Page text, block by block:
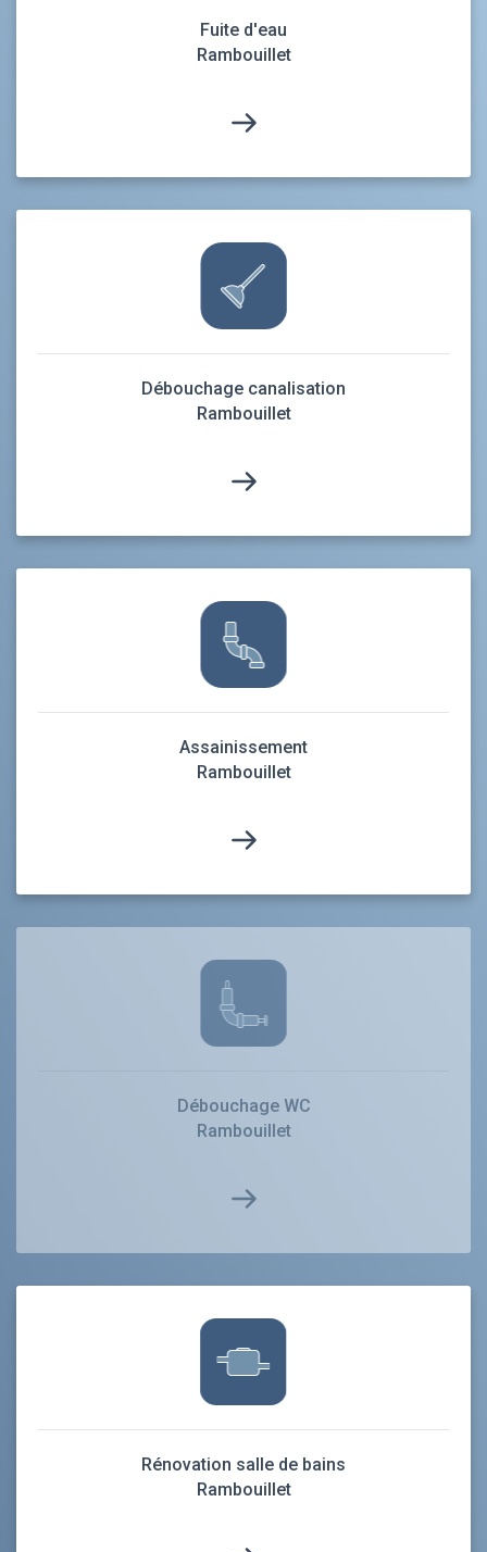
Fuite d'eau
Rambouillet
Débouchage canalisation
Rambouillet
Assainissement
Rambouillet
Débouchage WC
Rambouillet
Rénovation salle de bains
Rambouillet